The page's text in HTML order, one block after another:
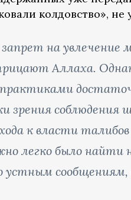
колдовство», не
на
Аллаха.
зрения соблюдения
к власти талибов
легко было найти
устным сообщениям,